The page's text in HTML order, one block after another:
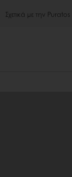
Σχετικά με την Puratos